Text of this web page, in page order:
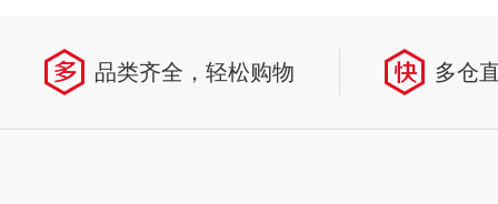
品类齐全，轻松购物 多仓